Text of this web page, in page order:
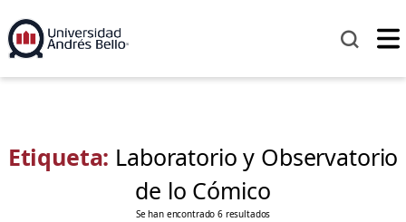
Etiqueta: Laboratorio y Observatorio
de lo Cómico
Se han encontrado 6 resultados